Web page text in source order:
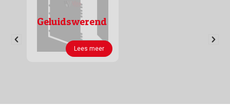
Geluidswerend
Lees meer